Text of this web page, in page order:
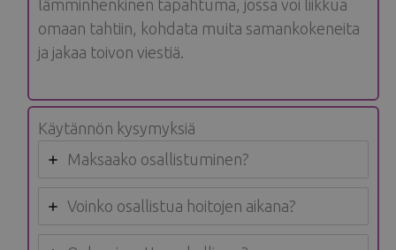
lämminhenkinen tapahtuma, jossa voi liikkua
omaan tahtiin, kohdata muita samankokeneita
ja jakaa toivon viestiä.
Käytännön kysymyksiä
Maksaako osallistuminen?
Voinko osallistua hoitojen aikana?